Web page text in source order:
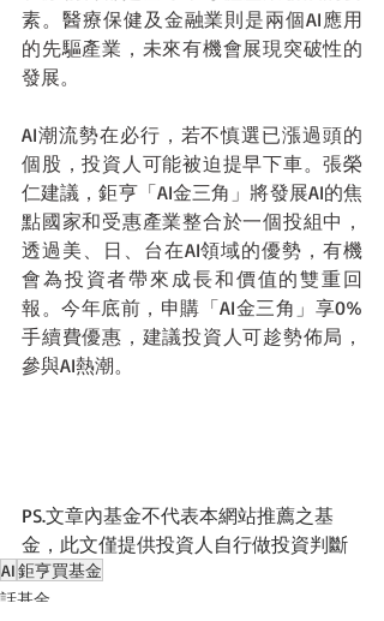
素。醫療保健及金融業則是兩個AI應用
的先驅產業，未來有機會展現突破性的
發展。
AI潮流勢在必行，若不慎選已漲過頭的
個股，投資人可能被迫提早下車。張榮
仁建議，鉅亨「AI金三角」將發展AI的焦
點國家和受惠產業整合於一個投組中，
透過美、日、台在AI領域的優勢，有機
會為投資者帶來成長和價值的雙重回
報。今年底前，申購「AI金三角」享0%
手續費優惠，建議投資人可趁勢佈局，
參與AI熱潮。
PS.文章內基金不代表本網站推薦之基
金，此文僅提供投資人自行做投資判斷
AI鉅亨買基金
話基金